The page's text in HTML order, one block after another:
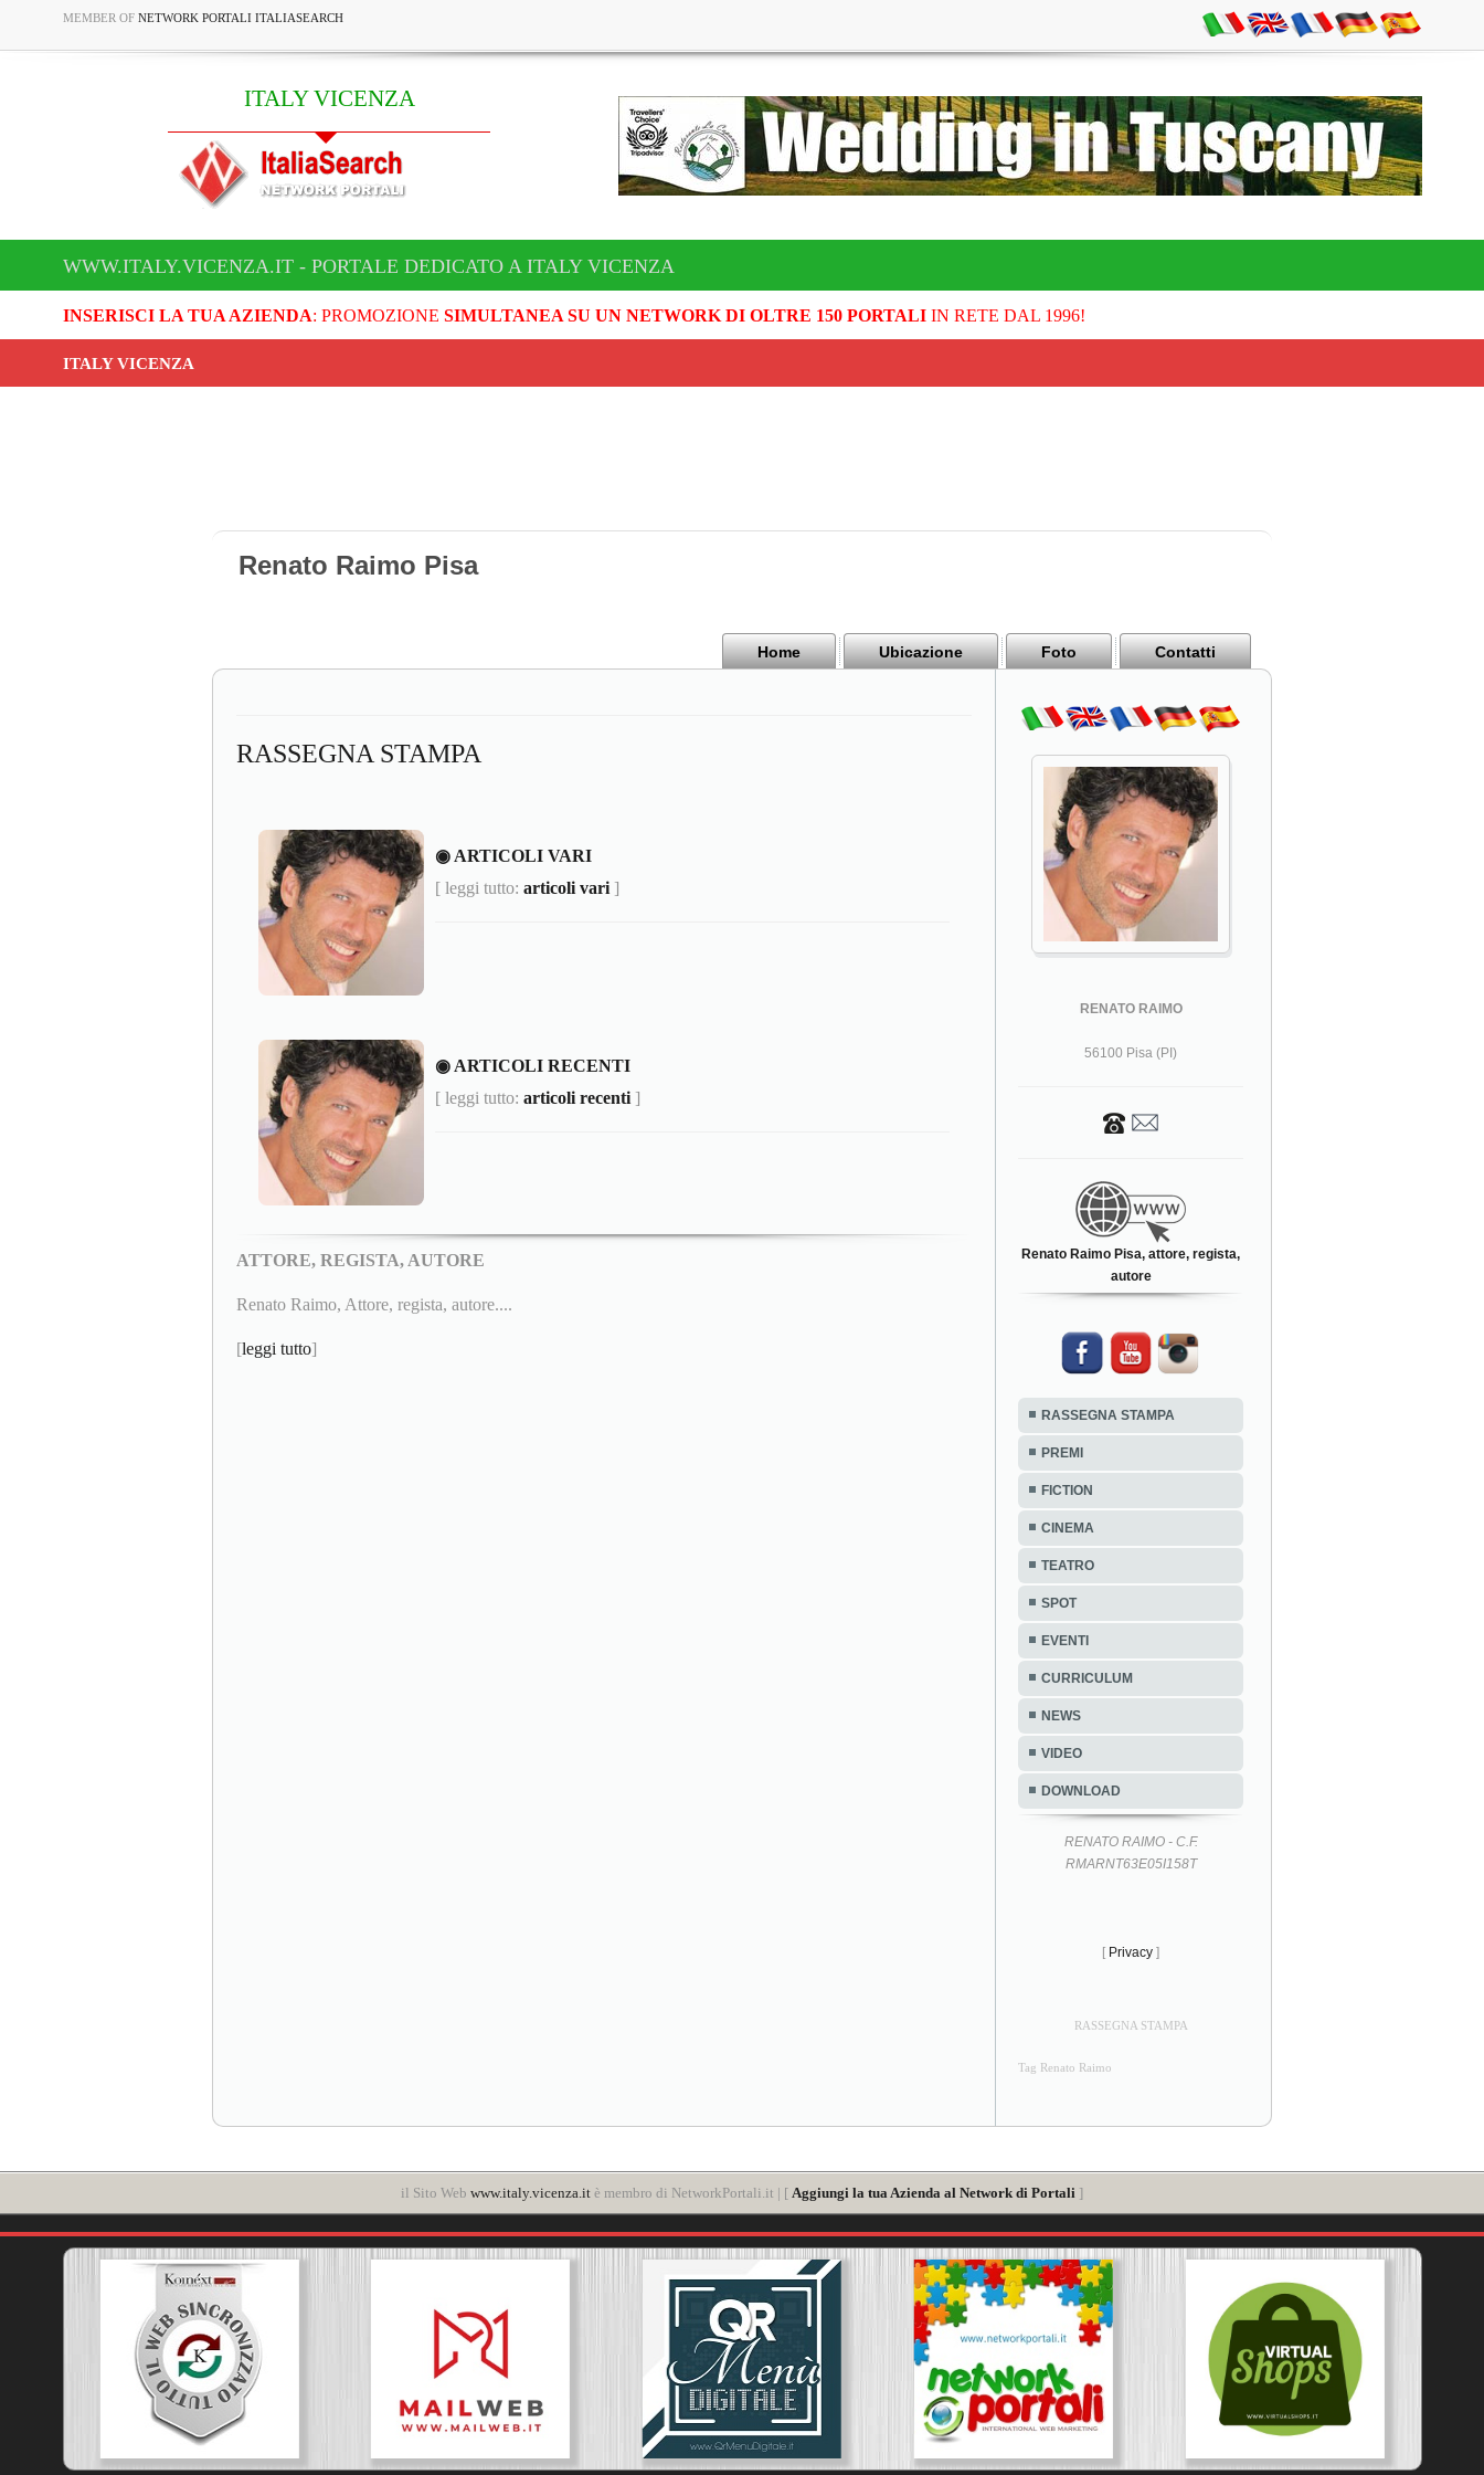
MEMBER OF NETWORK PORTALI ITALIASEARCH
ITALY VICENZA
WWW.ITALY.VICENZA.IT - PORTALE DEDICATO A ITALY VICENZA
INSERISCI LA TUA AZIENDA: PROMOZIONE SIMULTANEA SU UN NETWORK DI OLTRE 150 PORTALIIN RETE DAL 1996!
ITALY VICENZA
Renato Raimo Pisa
Home Ubicazione Foto Contatti
RASSEGNA STAMPA
◉ ARTICOLI VARI
[ leggi tutto: articoli vari ]
◉ ARTICOLI RECENTI
[ leggi tutto: articoli recenti ]
ATTORE, REGISTA, AUTORE
Renato Raimo, Attore, regista, autore....
[leggi tutto]
RENATO RAIMO
56100 Pisa (PI)
Renato Raimo Pisa, attore, regista,
autore
RASSEGNA STAMPA
PREMI
FICTION
CINEMA
TEATRO
SPOT
EVENTI
CURRICULUM
NEWS
VIDEO
DOWNLOAD
RENATO RAIMO - C.F.
RMARNT63E05I158T
[ Privacy ]
RASSEGNA STAMPA
Tag Renato Raimo
il Sito Web www.italy.vicenza.it è membro di NetworkPortali.it | [ Aggiungi la tua Azienda al Network di Portali ]